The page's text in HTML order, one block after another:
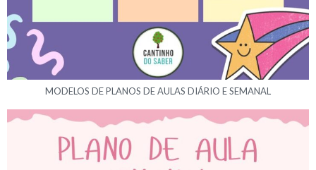
MODELOS DE PLANOS DE AULAS DIÁRIO E SEMANAL